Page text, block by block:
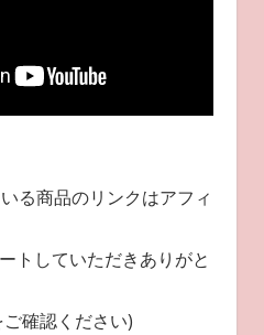
る商品のリンクはアフィ
トしていただきありがと
確認ください)